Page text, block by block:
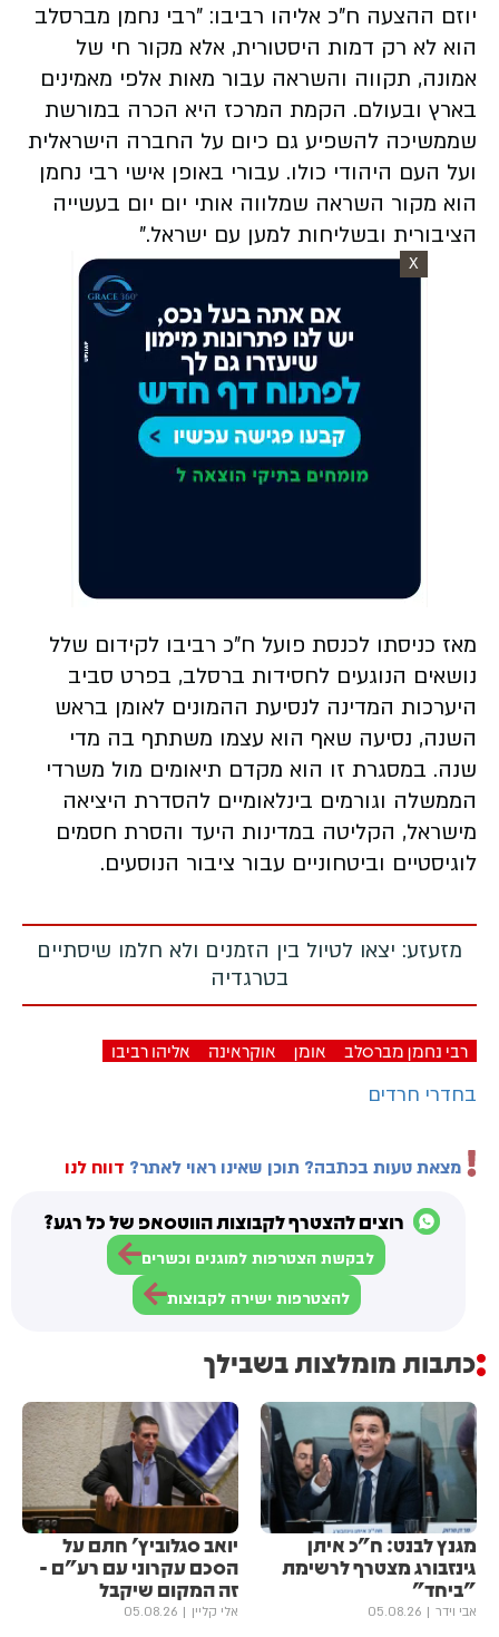
יוזם ההצעה ח"כ אליהו רביבו: "רבי נחמן מברסלב
הוא לא רק דמות היסטורית, אלא מקור חי של
אמונה, תקווה והשראה עבור מאות אלפי מאמינים
בארץ ובעולם. הקמת המרכז היא הכרה במורשת
שממשיכה להשפיע גם כיום על החברה הישראלית
ועל העם היהודי כולו. עבורי באופן אישי רבי נחמן
הוא מקור השראה שמלווה אותי יום יום בעשייה
הציבורית ובשליחות למען עם ישראל."
X
מאז כניסתו לכנסת פועל ח"כ רביבו לקידום שלל
נושאים הנוגעים לחסידות ברסלב, בפרט סביב
היערכות המדינה לנסיעת ההמונים לאומן בראש
השנה, נסיעה שאף הוא עצמו משתתף בה מדי
שנה. במסגרת זו הוא מקדם תיאומים מול משרדי
הממשלה וגורמים בינלאומיים להסדרת היציאה
מישראל, הקליטה במדינות היעד והסרת חסמים
לוגיסטיים וביטחוניים עבור ציבור הנוסעים.
מזעזע: יצאו לטיול בין הזמנים ולא חלמו שיסתיים
בטרגדיה
רבי נחמן מברסלב אומן אוקראינה אליהו רביבו
בחדרי חרדים
מצאת טעות בכתבה? תוכן שאינו ראוי לאתר? דווח לנו
רוצים להצטרף לקבוצות הווטסאפ של כל רגע?
לבקשת הצטרפות למוגנים וכשרים
להצטרפות ישירה לקבוצות
כתבות מומלצות בשבילך
מגנץ לבנט: ח"כ איתן
גינזבורג מצטרף לרשימת
"ביחד"
אבי וידר 05.08.26
יואב סגלוביץ' חתם על
הסכם עקרוני עם רע"ם -
זה המקום שיקבל
אלי קליין 05.08.26